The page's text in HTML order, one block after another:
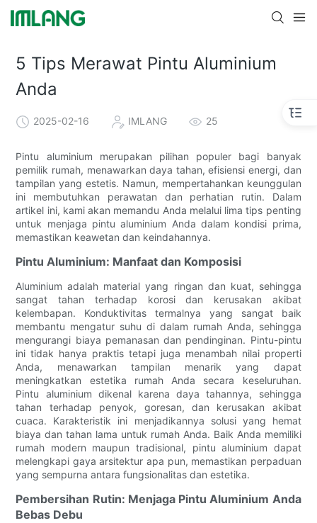
5 Tips Merawat Pintu Aluminium
Anda
2025-02-16 IMLANG 25
Pintu aluminium merupakan pilihan populer bagi banyak
pemilik rumah, menawarkan daya tahan, efisiensi energi, dan
tampilan yang estetis. Namun, mempertahankan keunggulan
ini membutuhkan perawatan dan perhatian rutin. Dalam
artikel ini, kami akan memandu Anda melalui lima tips penting
untuk menjaga pintu aluminium Anda dalam kondisi prima,
memastikan keawetan dan keindahannya.
Pintu Aluminium: Manfaat dan Komposisi
Aluminium adalah material yang ringan dan kuat, sehingga
sangat tahan terhadap korosi dan kerusakan akibat
kelembapan. Konduktivitas termalnya yang sangat baik
membantu mengatur suhu di dalam rumah Anda, sehingga
mengurangi biaya pemanasan dan pendinginan. Pintu-pintu
ini tidak hanya praktis tetapi juga menambah nilai properti
Anda, menawarkan tampilan menarik yang dapat
meningkatkan estetika rumah Anda secara keseluruhan.
Pintu aluminium dikenal karena daya tahannya, sehingga
tahan terhadap penyok, goresan, dan kerusakan akibat
cuaca. Karakteristik ini menjadikannya solusi yang hemat
biaya dan tahan lama untuk rumah Anda. Baik Anda memiliki
rumah modern maupun tradisional, pintu aluminium dapat
melengkapi gaya arsitektur apa pun, memastikan perpaduan
yang sempurna antara fungsionalitas dan estetika.
Pembersihan Rutin: Menjaga Pintu Aluminium Anda
Bebas Debu